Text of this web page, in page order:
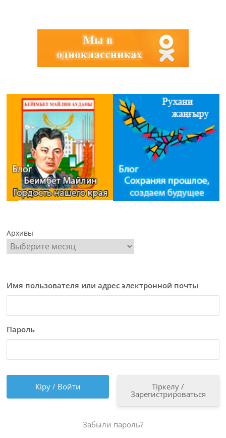
Архивы
Имя пользователя или адрес электронной почты
Пароль
Тіркелу /
Зарегистрироваться
Забыли пароль?